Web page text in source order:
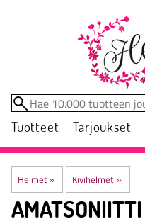
Tuotteet Tarjoukset
Helmet‪» Kivihelmet ‪»
AMATSONIITTI